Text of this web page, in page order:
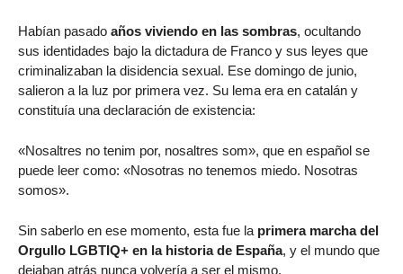
Habían pasado años viviendo en las sombras, ocultando
sus identidades bajo la dictadura de Franco y sus leyes que
criminalizaban la disidencia sexual. Ese domingo de junio,
salieron a la luz por primera vez. Su lema era en catalán y
constituía una declaración de existencia:
«Nosaltres no tenim por, nosaltres som», que en español se
puede leer como: «Nosotras no tenemos miedo. Nosotras
somos».
Sin saberlo en ese momento, esta fue la primera marcha del
Orgullo LGBTIQ+ en la historia de España, y el mundo que
dejaban atrás nunca volvería a ser el mismo.